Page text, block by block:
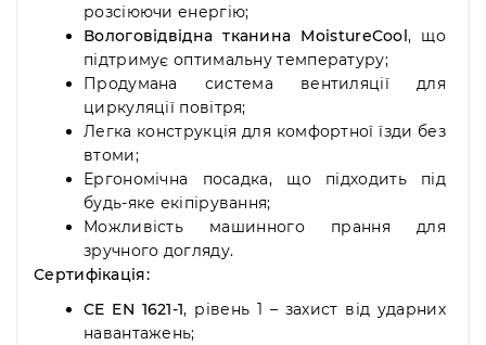
розсіюючи енергію;
Вологовідвідна тканина MoistureCool, що
підтримує оптимальну температуру;
Продумана система вентиляції для
циркуляції повітря;
Легка конструкція для комфортної їзди без
втоми;
Ергономічна посадка, що підходить під
будь-яке екіпірування;
Можливість машинного прання для
зручного догляду.
Сертифікація:
CE EN 1621-1, рівень 1 – захист від ударних
навантажень;